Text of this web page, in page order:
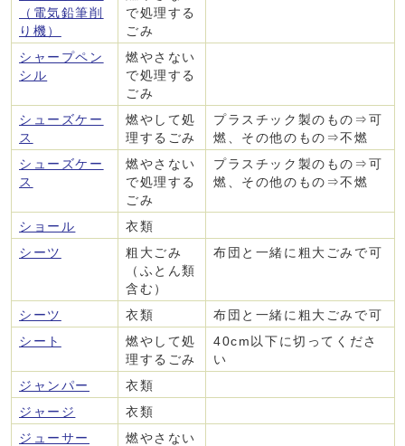
（電気鉛筆削
り機）
で処理する
ごみ
シャープペン
シル
燃やさない
で処理する
ごみ
シューズケー
ス
燃やして処
理するごみ
プラスチック製のもの⇒可
燃、その他のもの⇒不燃
シューズケー
ス
燃やさない
で処理する
ごみ
プラスチック製のもの⇒可
燃、その他のもの⇒不燃
ショール
衣類
シーツ
粗大ごみ
（ふとん類
含む）
布団と一緒に粗大ごみで可
シーツ 衣類
布団と一緒に粗大ごみで可
シート
燃やして処
理するごみ
40cm以下に切ってくださ
い
ジャンパー
衣類
ジャージ
衣類
ジューサー
燃やさない